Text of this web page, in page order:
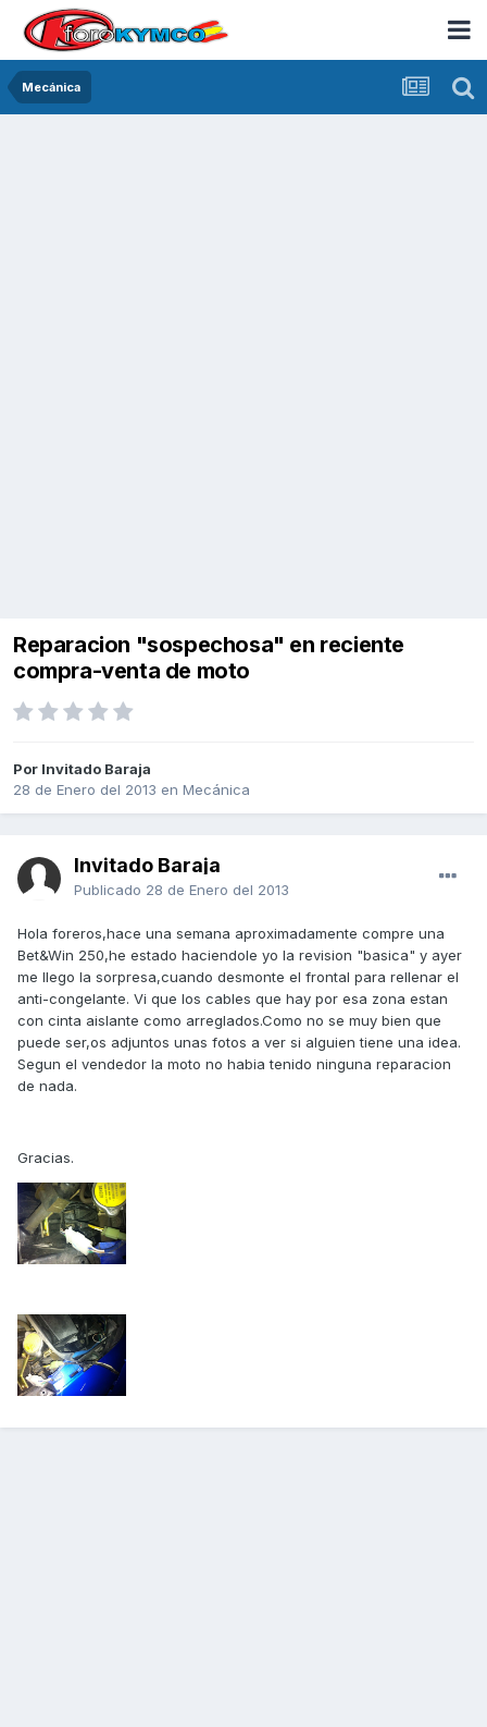
Mecánica
Reparacion "sospechosa" en reciente
compra-venta de moto
Por Invitado Baraja
28 de Enero del 2013 en Mecánica
Invitado Baraja
Publicado 28 de Enero del 2013
Hola foreros,hace una semana aproximadamente compre una
Bet&Win 250,he estado haciendole yo la revision "basica" y ayer
me llego la sorpresa,cuando desmonte el frontal para rellenar el
anti-congelante. Vi que los cables que hay por esa zona estan
con cinta aislante como arreglados.Como no se muy bien que
puede ser,os adjuntos unas fotos a ver si alguien tiene una idea.
Segun el vendedor la moto no habia tenido ninguna reparacion
de nada.
Gracias.